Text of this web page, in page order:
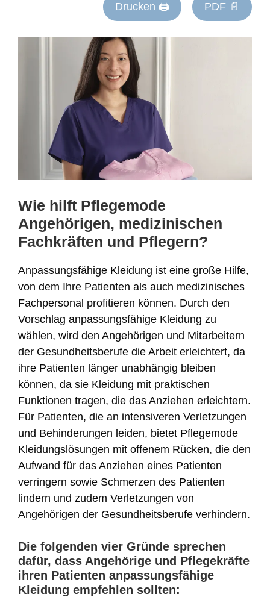
Drucken 🖨 PDF 📄
Wie hilft Pflegemode
Angehörigen, medizinischen
Fachkräften und Pflegern?
Anpassungsfähige Kleidung ist eine große Hilfe,
von dem Ihre Patienten als auch medizinisches
Fachpersonal profitieren können. Durch den
Vorschlag anpassungsfähige Kleidung zu
wählen, wird den Angehörigen und Mitarbeitern
der Gesundheitsberufe die Arbeit erleichtert, da
ihre Patienten länger unabhängig bleiben
können, da sie Kleidung mit praktischen
Funktionen tragen, die das Anziehen erleichtern.
Für Patienten, die an intensiveren Verletzungen
und Behinderungen leiden, bietet Pflegemode
Kleidungslösungen mit offenem Rücken, die den
Aufwand für das Anziehen eines Patienten
verringern sowie Schmerzen des Patienten
lindern und zudem Verletzungen von
Angehörigen der Gesundheitsberufe verhindern.
Die folgenden vier Gründe sprechen
dafür, dass Angehörige und Pflegekräfte
ihren Patienten anpassungsfähige
Kleidung empfehlen sollten: